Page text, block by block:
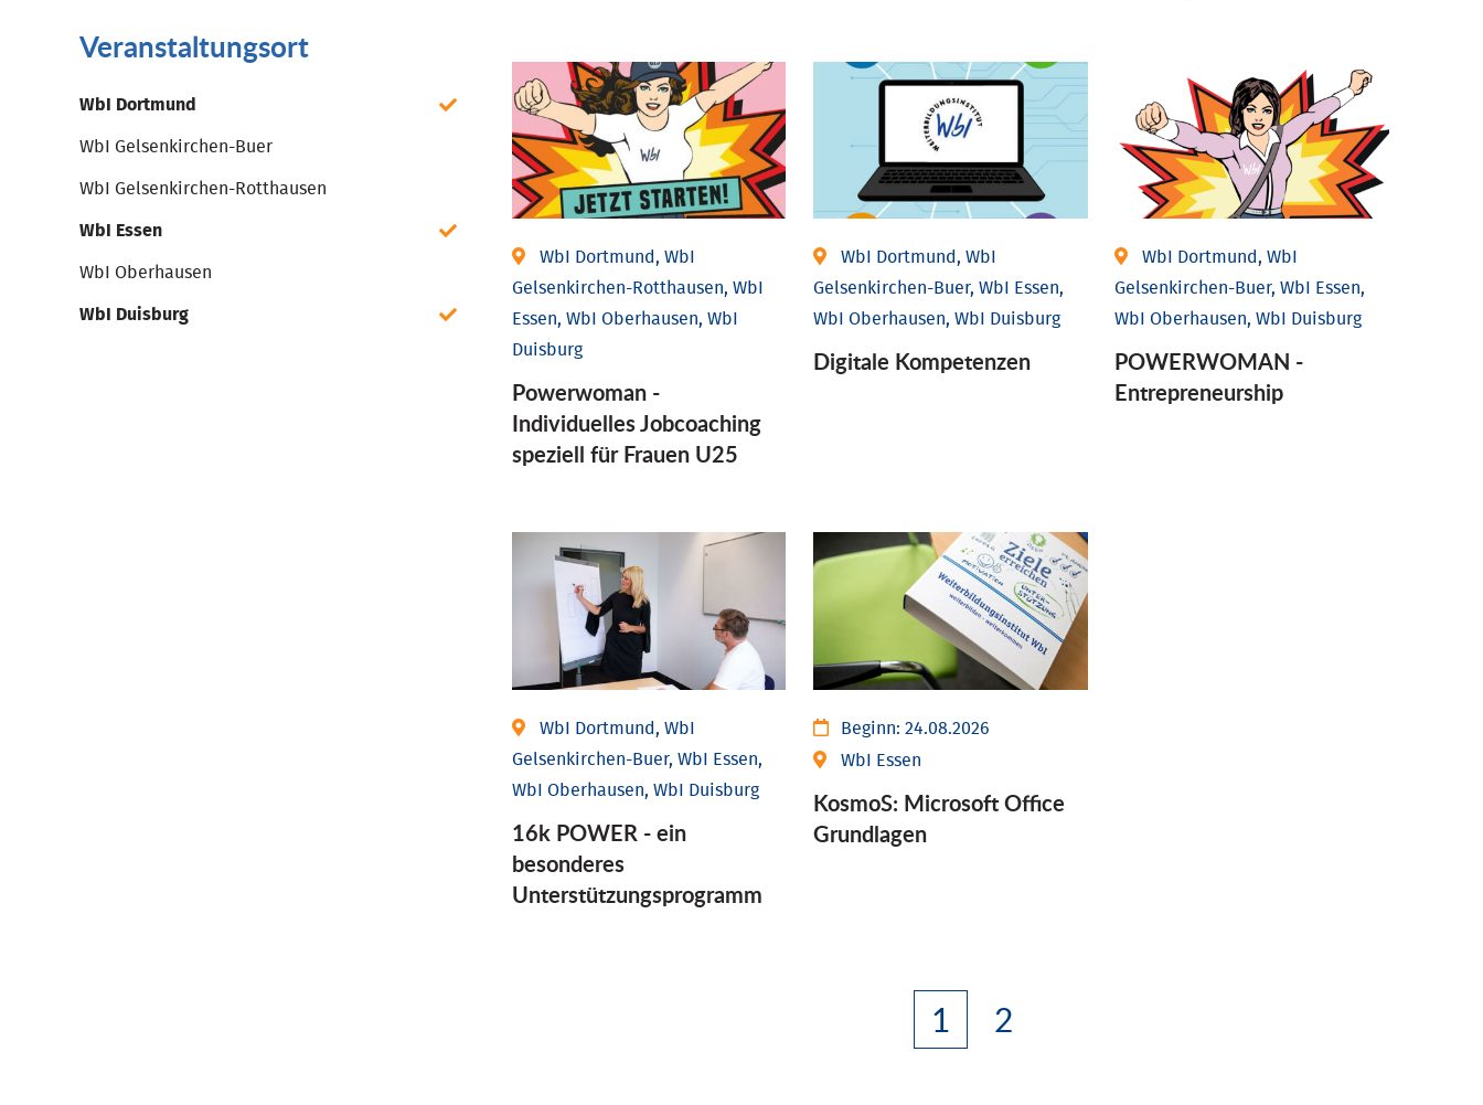
Veranstaltungsort
WbI Dortmund
WbI Gelsenkirchen-Buer
WbI Gelsenkirchen-Rotthausen
WbI Essen
WbI Oberhausen
WbI Duisburg
WbI Dortmund, WbI
Gelsenkirchen-Rotthausen, WbI
Essen, WbI Oberhausen, WbI
Duisburg
Powerwoman -
Individuelles Jobcoaching
speziell für Frauen U25
WbI Dortmund, WbI
Gelsenkirchen-Buer, WbI Essen,
WbI Oberhausen, WbI Duisburg
Digitale Kompetenzen
WbI Dortmund, WbI
Gelsenkirchen-Buer, WbI Essen,
WbI Oberhausen, WbI Duisburg
POWERWOMAN -
Entrepreneurship
WbI Dortmund, WbI
Gelsenkirchen-Buer, WbI Essen,
WbI Oberhausen, WbI Duisburg
16k POWER - ein
besonderes
Unterstützungsprogramm
Beginn:24.08.2026
WbI Essen
KosmoS: Microsoft Office
Grund­lagen
1 2